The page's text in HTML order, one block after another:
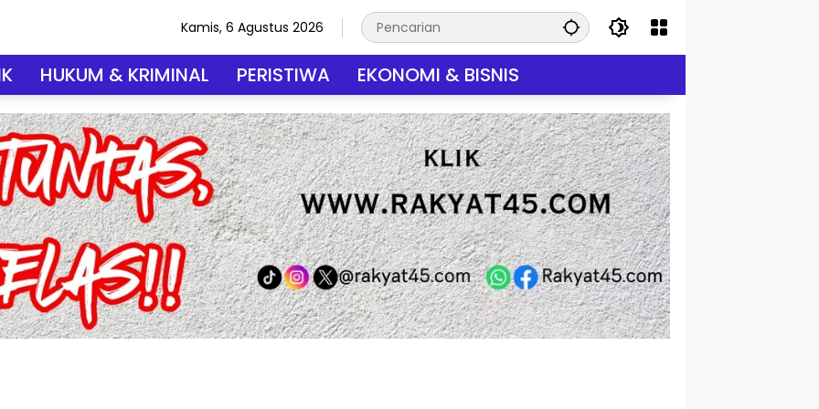
Kamis, 6 Agustus 2026
HUKUM & KRIMINAL PERISTIWA EKONOMI & BISNIS